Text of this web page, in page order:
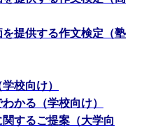
提供する作文検定（塾
校向け）
かる（学校向け）
するご提案（大学向